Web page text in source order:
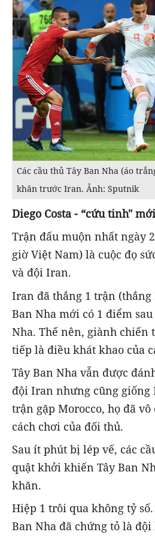
Các cầu thủ Tây Ban Nha (áo
khăn trước Iran. Ảnh: Sputnik
Diego Costa - “cứu tinh"
Trận đấu muộn nhất ngày
giờ Việt Nam) là cuộc đọ
và đội Iran.
Iran đã thắng 1 trận (thắng
Ban Nha mới có 1 điểm
Nha. Thế nên, giành chiến
tiếp là điều khát khao của
Tây Ban Nha vẫn được
đội Iran nhưng cũng giống
trận gặp Morocco, họ đã vô
cách chơi của đối thủ.
Sau ít phút bị lép vế, các
quật khởi khiến Tây Ban
khăn.
Hiệp 1 trôi qua không tỷ
Ban Nha đã chứng tỏ là